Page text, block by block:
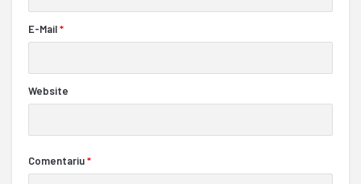
E-Mail*
Website
Comentariu*